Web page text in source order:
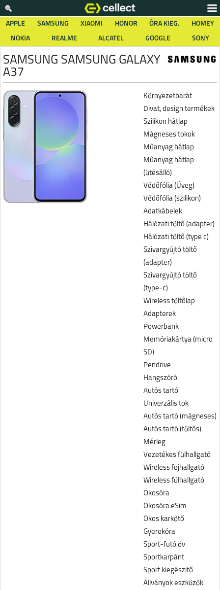
APPLE SAMSUNG XIAOMI HONOR ÓRA KIEG.
HOMEY
NOKIA
REALME ALCATEL GOOGLE SONY
SAMSUNG SAMSUNG GALAXY
A37
Környezetbarát
Divat, design termékek
Szilikon hátlap
Mágneses tokok
Műanyag hátlap
Műanyag hátlap
(ütésálló)
Védőfólia (Üveg)
Védőfólia (szilikon)
Adatkábelek
Hálózati töltő (adapter)
Hálózati töltő (type c)
Szivargyújtó töltő
(adapter)
Szivargyújtó töltő
(type-c)
Wireless töltőlap
Adapterek
Powerbank
Memóriakártya (micro
SD)
Pendrive
Hangszóró
Autós tartó
Univerzális tok
Autós tartó (mágneses)
Autós tartó (töltős)
Mérleg
Vezetékes fülhallgató
Wireless fejhallgató
Wireless fülhallgató
Okosóra
Okosóra eSim
Okos karkötő
Gyerekóra
Sport-futó öv
Sportkarpánt
Sport kiegészitő
Állványok eszközök